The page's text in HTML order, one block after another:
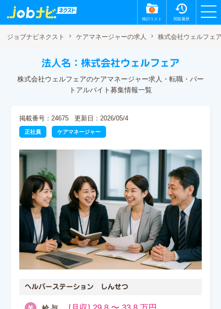
0
検討リスト 閲覧履歴
ジョブナビネクスト ケアマネージャーの求人 株式会社ウェルフェ
法人名：株式会社ウェルフェア
株式会社ウェルフェアのケアマネージャー求人・転職・パー
トアルバイト募集情報一覧
掲載番号：24675 更新日：2026/05/4
正社員 ケアマネージャー
ヘルパーステーション しんせつ